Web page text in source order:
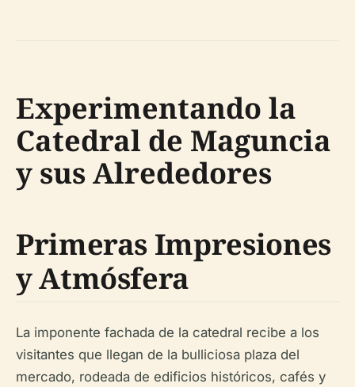
Experimentando la
Catedral de Maguncia
y sus Alrededores
Primeras Impresiones
y Atmósfera
La imponente fachada de la catedral recibe a los
visitantes que llegan de la bulliciosa plaza del
mercado, rodeada de edificios históricos, cafés y